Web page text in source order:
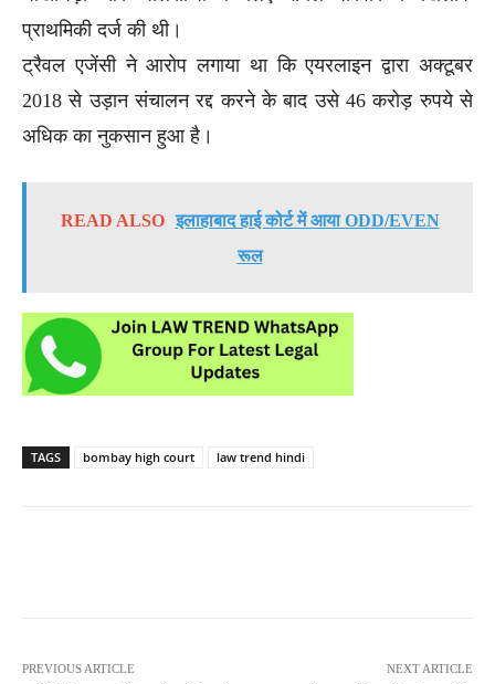
प्राथमिकी दर्ज की थी।
ट्रैवल एजेंसी ने आरोप लगाया था कि एयरलाइन द्वारा अक्टूबर
2018 से उड़ान संचालन रद्द करने के बाद उसे 46 करोड़ रुपये से
अधिक का नुकसान हुआ है।
READ ALSO इलाहाबाद हाई कोर्ट में आया ODD/EVEN
रूल
TAGS bombay high court law trend hindi
PREVIOUS ARTICLE NEXT ARTICLE